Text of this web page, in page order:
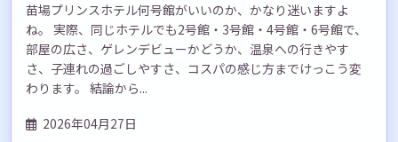
苗場プリンスホテル何号館がいいのか、かなり迷いますよ
ね。 実際、同じホテルでも2号館・3号館・4号館・6号館で、
部屋の広さ、ゲレンデビューかどうか、温泉への行きやす
さ、子連れの過ごしやすさ、コスパの感じ方までけっこう変
わります。 結論から...
2026年04月27日